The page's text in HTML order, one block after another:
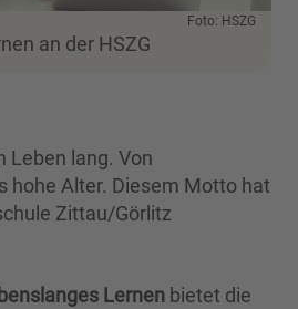
Foto: HSZG
an der HSZG
Leben lang. Von
hohe Alter. Diesem Motto hat
Zittau/Görlitz
Lernen bietet die